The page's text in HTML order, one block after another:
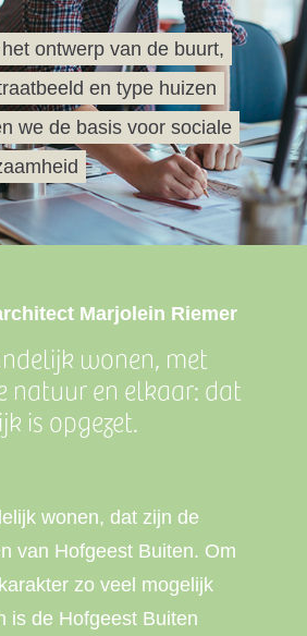
Marjolein Riemer
wonen, met
natuur en elkaar: dat
is opgezet.
wonen, dat zijn de
van Hofgeest Buiten. Om
zo veel mogelijk
is de Hofgeest Buiten
ontwerp van de buurt,
en type huizen
we de basis voor sociale